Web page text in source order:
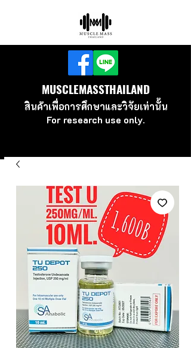
MUSCLEMASSTHAILAND
สินค้าเพื่อการศึกษาและวิจัยเท่านั้น
For research use only.